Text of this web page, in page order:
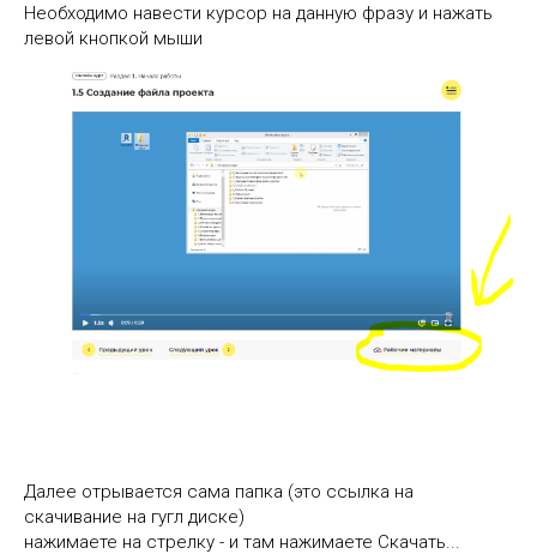
Необходимо навести курсор на данную фразу и нажать
левой кнопкой мыши
Далее отрывается сама папка (это ссылка на
скачивание на гугл диске)
нажимаете на стрелку - и там нажимаете Скачать...